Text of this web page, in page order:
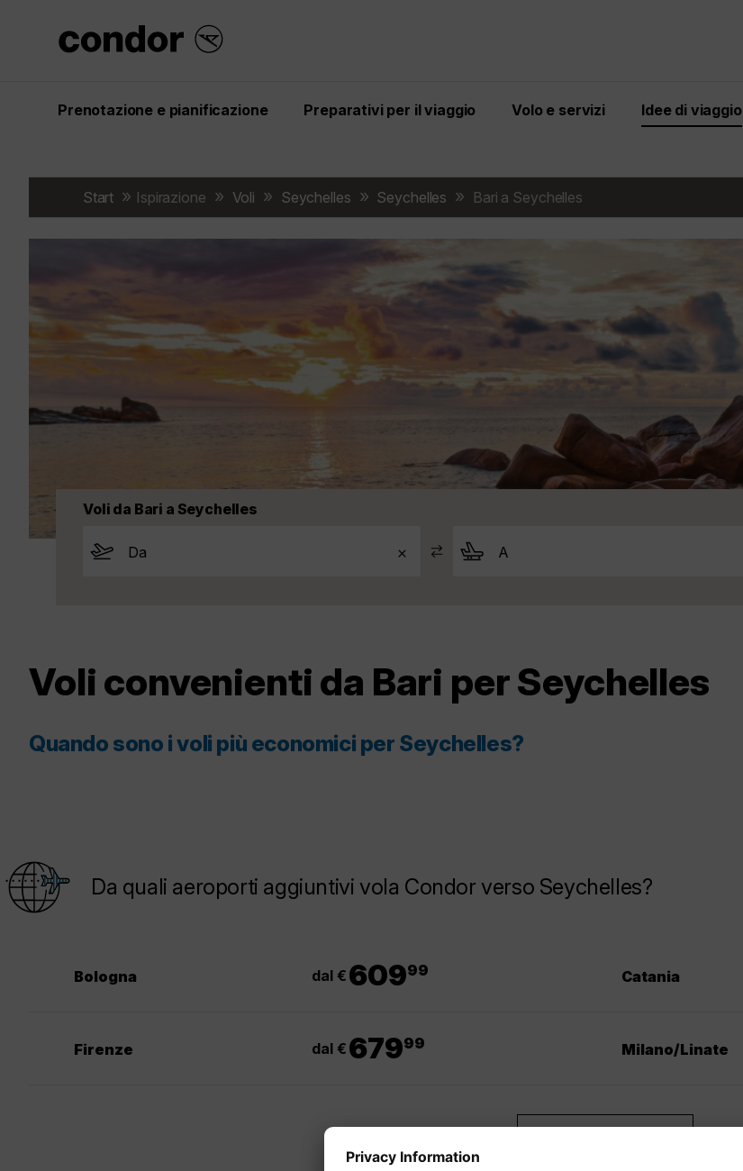
Prenotazione e pianificazione Preparativi per il viaggio Volo e servizi Idee di viaggio
Start Ispirazione Voli Seychelles Seychelles Bari a Seychelles
Voli da Bari a Seychelles
Voli convenienti da Bari per Seychelles
Quando sono i voli più economici per Seychelles?
Da quali aeroporti aggiuntivi vola Condor verso Seychelles?
Bologna dal € 60999 Catania
Firenze dal € 67999 Milano/Linate